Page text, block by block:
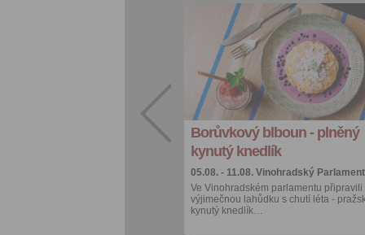
Borůvkový blboun - plněný
kynutý knedlík
05.08. - 11.08. Vinohradský Parlament
Ve Vinohradském parlamentu připravili
výjimečnou lahůdku s chutí léta -
kynutý knedlík…
Přidat do
oblíbených
Sdílet:
Facebook
export do
kalendáře
Více výhod pro
přihlášené